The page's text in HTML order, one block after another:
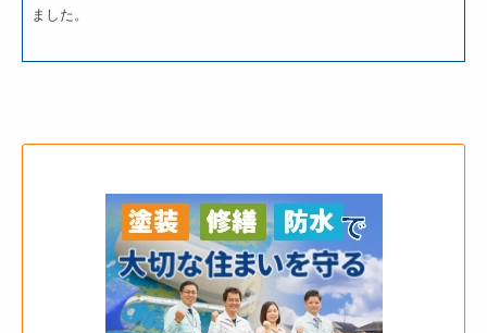
ました。